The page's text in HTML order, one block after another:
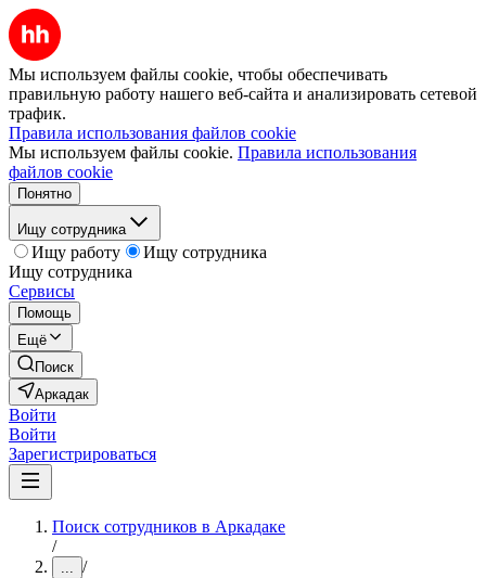
Мы используем файлы cookie, чтобы обеспечивать
правильную работу нашего веб-сайта и анализировать сетевой
трафик.
Правила использования файлов cookie
Мы используем файлы cookie. Правила использования
файлов cookie
Понятно
Ищу сотрудника
Ищу работу
Ищу сотрудника
Ищу сотрудника
Сервисы
Помощь
Ещё
Поиск
Аркадак
Войти
Войти
Зарегистрироваться
Поиск сотрудников в Аркадаке
/
... /